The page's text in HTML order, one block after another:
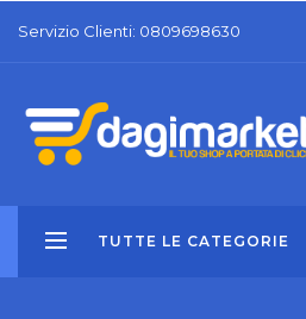
Servizio Clienti: 0809698630
TUTTE LE CATEGORIE